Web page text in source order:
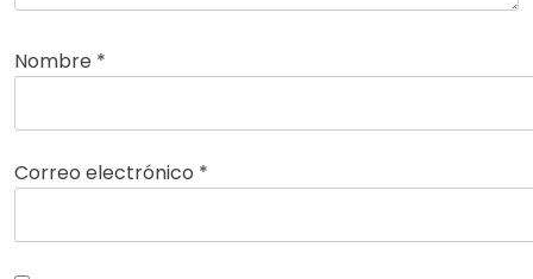
Nombre *
Correo electrónico *